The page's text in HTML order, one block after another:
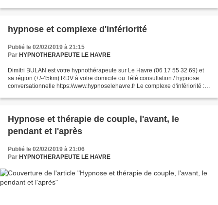
hypnose et complexe d'infériorité
Publié le 02/02/2019 à 21:15
Par HYPNOTHERAPEUTE LE HAVRE
Dimitri BULAN est votre hypnothérapeute sur Le Havre (06 17 55 32 69) et
sa région (+/-45km) RDV à votre domicile ou Télé consultation / hypnose
conversationnelle https://www.hypnoselehavre.fr Le complexe d'infériorité :
Hypnose et thérapie de couple, l'avant, le
pendant et l'après
Publié le 02/02/2019 à 21:06
Par HYPNOTHERAPEUTE LE HAVRE